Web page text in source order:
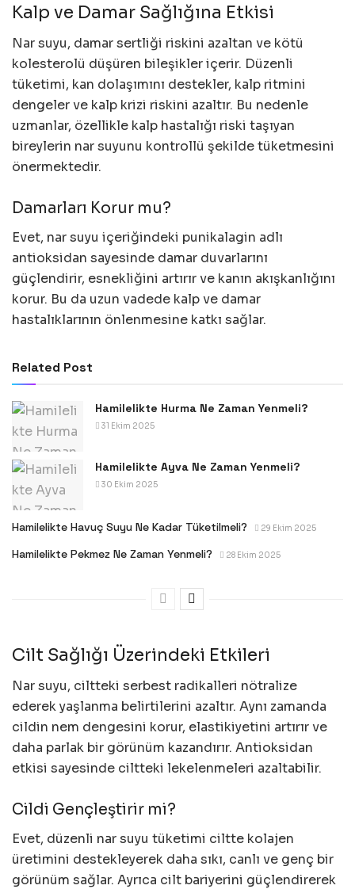
Kalp ve Damar Sağlığına Etkisi
Nar suyu, damar sertliği riskini azaltan ve kötü
kolesterolü düşüren bileşikler içerir. Düzenli
tüketimi, kan dolaşımını destekler, kalp ritmini
dengeler ve kalp krizi riskini azaltır. Bu nedenle
uzmanlar, özellikle kalp hastalığı riski taşıyan
bireylerin nar suyunu kontrollü şekilde tüketmesini
önermektedir.
Damarları Korur mu?
Evet, nar suyu içeriğindeki punikalagin adlı
antioksidan sayesinde damar duvarlarını
güçlendirir, esnekliğini artırır ve kanın akışkanlığını
korur. Bu da uzun vadede kalp ve damar
hastalıklarının önlenmesine katkı sağlar.
Related Post
Hamilelikte Hurma Ne Zaman Yenmeli?
31 Ekim 2025
Hamilelikte Ayva Ne Zaman Yenmeli?
30 Ekim 2025
Hamilelikte Havuç Suyu Ne Kadar Tüketilmeli? 29 Ekim 2025
Hamilelikte Pekmez Ne Zaman Yenmeli? 28 Ekim 2025
Cilt Sağlığı Üzerindeki Etkileri
Nar suyu, ciltteki serbest radikalleri nötralize
ederek yaşlanma belirtilerini azaltır. Aynı zamanda
cildin nem dengesini korur, elastikiyetini artırır ve
daha parlak bir görünüm kazandırır. Antioksidan
etkisi sayesinde ciltteki lekelenmeleri azaltabilir.
Cildi Gençleştirir mi?
Evet, düzenli nar suyu tüketimi ciltte kolajen
üretimini destekleyerek daha sıkı, canlı ve genç bir
görünüm sağlar. Ayrıca cilt bariyerini güçlendirerek